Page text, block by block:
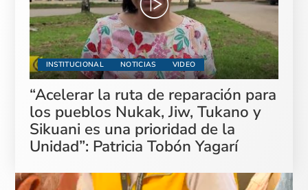
INSTITUCIONAL NOTICIAS VIDEO
“Acelerar la ruta de reparación para
los pueblos Nukak, Jiw, Tukano y
Sikuani es una prioridad de la
Unidad”: Patricia Tobón Yagarí